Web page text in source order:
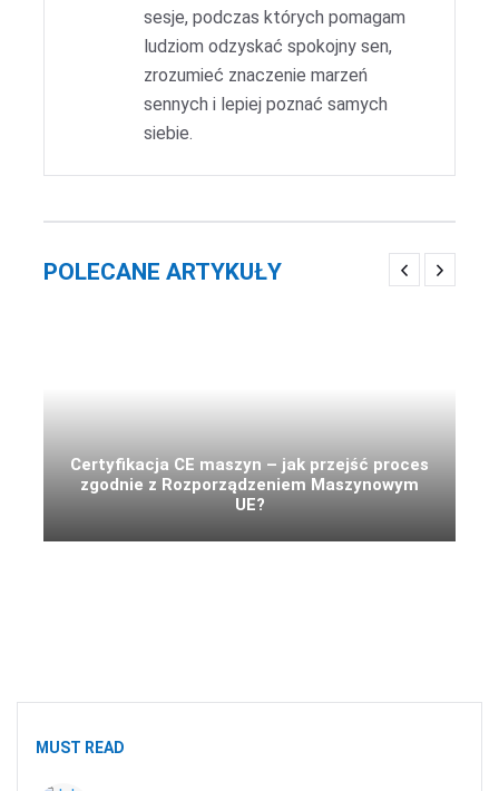
sesje, podczas których pomagam
ludziom odzyskać spokojny sen,
zrozumieć znaczenie marzeń
sennych i lepiej poznać samych
siebie.
POLECANE ARTYKUŁY
Certyfikacja CE maszyn – jak przejść proces
zgodnie z Rozporządzeniem Maszynowym
UE?
MUST READ